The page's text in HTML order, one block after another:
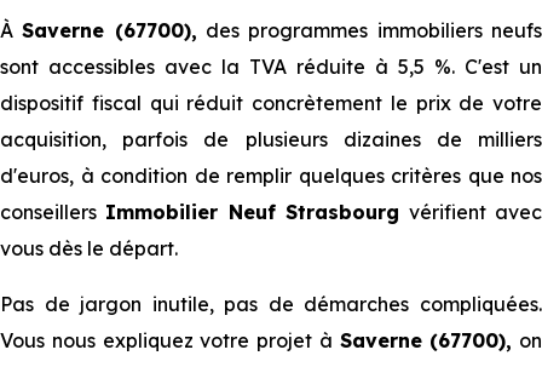
ÀSaverne (67700), des programmes immobiliers neufs
sont accessibles avec la TVA réduite à 5,5 %. C'est un
dispositif fiscal qui réduit concrètement le prix de votre
acquisition, parfois de plusieurs dizaines de milliers
d'euros, à condition de remplir quelques critères que nos
conseillers Immobilier Neuf Strasbourg vérifient avec
vous dès le départ.
Pas de jargon inutile, pas de démarches compliquées.
Vous nous expliquez votre projet à Saverne (67700), on